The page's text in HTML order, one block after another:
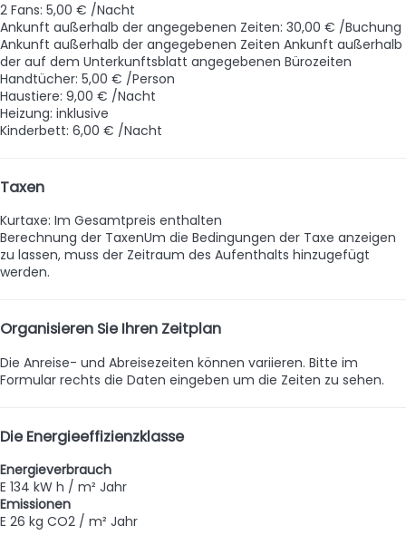
2 Fans: 5,00 € /Nacht
Ankunft außerhalb der angegebenen Zeiten: 30,00 € /Buchung
Ankunft außerhalb der angegebenen Zeiten Ankunft außerhalb
der auf dem Unterkunftsblatt angegebenen Bürozeiten
Handtücher: 5,00 € /Person
Haustiere: 9,00 € /Nacht
Heizung: inklusive
Kinderbett: 6,00 € /Nacht
Taxen
Kurtaxe: Im Gesamtpreis enthalten
Berechnung der TaxenUm die Bedingungen der Taxe anzeigen
zu lassen, muss der Zeitraum des Aufenthalts hinzugefügt
werden.
Organisieren Sie Ihren Zeitplan
Die Anreise- und Abreisezeiten können variieren. Bitte im
Formular rechts die Daten eingeben um die Zeiten zu sehen.
Die Energieeffizienzklasse
Energieverbrauch
E 134 kW h / m² Jahr
Emissionen
E 26 kg CO2 / m² Jahr